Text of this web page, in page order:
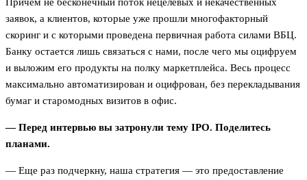
заявок, а клиентов, которые уже прошли многофакторный
скоринг и с которыми проведена первичная работа силами ВБЦ.
Банку остается лишь связаться с нами, после чего мы оцифруем
и выложим его продукты на полку маркетплейса. Весь процесс
максимально автоматизирован и оцифрован, без перекладывания
бумаг и старомодных визитов в офис.
— Перед интервью вы затронули тему IPO. Поделитесь
планами.
— Еще раз подчеркну, наша стратегия — это предоставление